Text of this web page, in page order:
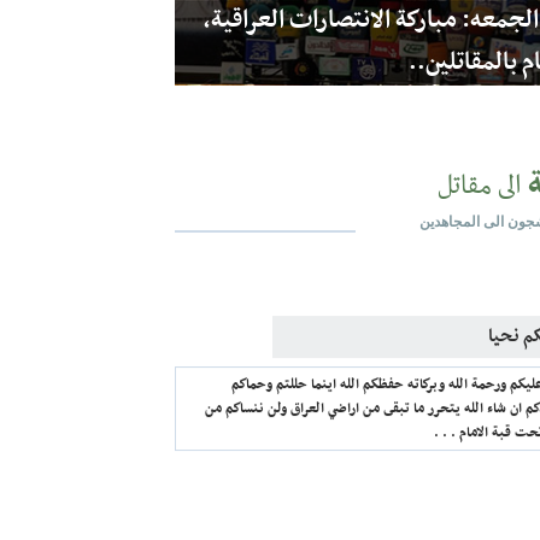
مباركة الانتصارات العراقية،
بالمقاتلين..
الى مقاتل
الى المجاهدين
ماهو حالن . . .
ورحمة الله وبركاته حفظكم الله اينما حللتم وحماكم
ان شاء الله يتحرر ما تبقى من اراضي العراق ولن ننساكم من
قبة الامام . . .